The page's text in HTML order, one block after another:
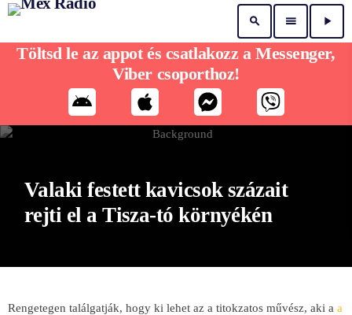
search menu play_arrow
Valaki festett kavicsok százait
rejti el a Tisza-tó környékén
Rengetegen találgatják, hogy ki lehet az a titokzatos művész, aki a a
Töltsd le az appot és csatlakozz a Messenger,
Viber csoporthoz!